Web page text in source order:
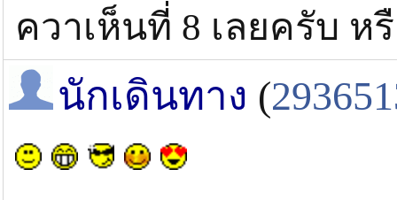
ควาเห็นที่ 8 เลยครับ ห
นักเดินทาง (